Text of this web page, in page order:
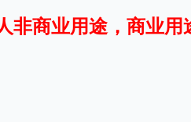
非商业用途，商业